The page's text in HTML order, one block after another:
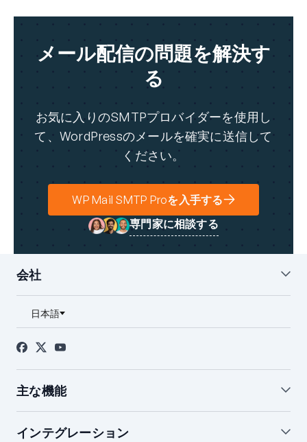
メール配信の問題を解決す
る
お気に入りのSMTPプロバイダーを使用し
て、WordPressのメールを確実に送信して
ください。
WP Mail SMTP Proを入手する
専門家に相談する
会社
お問い合わせ
アフィリエイト
主な機能
WordPressメールログ
インテグレーション